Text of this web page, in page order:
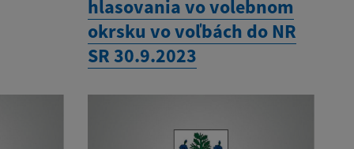
hlasovania vo volebnom
okrsku vo voľbách do NR
SR 30.9.2023